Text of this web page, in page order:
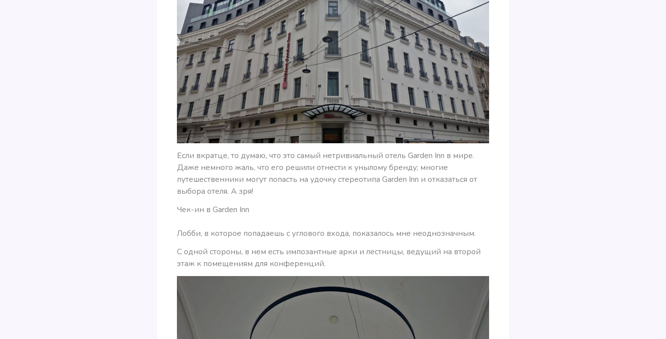
Если вкратце, то думаю, что это самый нетривиальный отель Garden Inn в мире.
Даже немного жаль, что его решили отнести к унылому бренду; многие
путешественники могут попасть на удочку стереотипа Garden Inn и отказаться от
выбора отеля. А зря!
Чек-ин в Garden Inn
Лобби, в которое попадаешь с углового входа, показалось мне неоднозначным.
С одной стороны, в нем есть импозантные арки и лестницы, ведущий на второй
этаж к помещениям для конференций.